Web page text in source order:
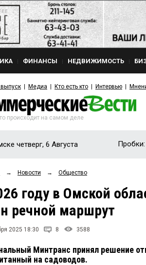
ФИНАНСЫ НЕДВИЖИМОСТЬ
Медиа Кто есть кто Интервью
происходит на самом деле
четверг, 6 Августа Пробки:
→ Новости → Общество
году в Омской
речной маршрут
2025 18:30 8 3588
Минтранс принял решение
на садоводов.